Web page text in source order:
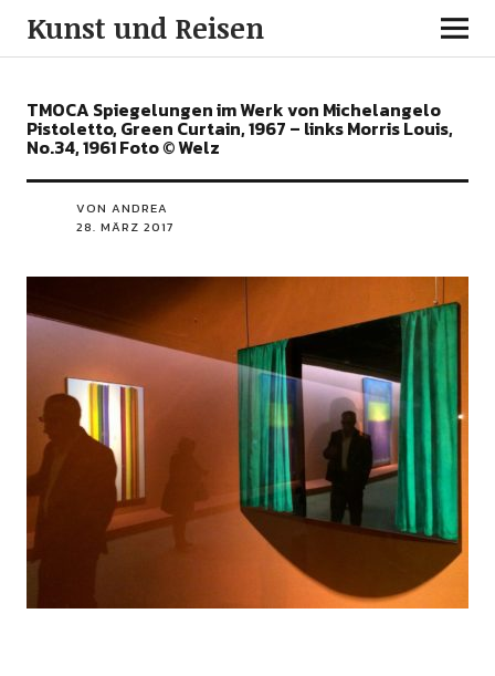
Kunst und Reisen
TMOCA Spiegelungen im Werk von Michelangelo
Pistoletto, Green Curtain, 1967 – links Morris Louis,
No.34, 1961 Foto © Welz
VON ANDREA
28. MÄRZ 2017